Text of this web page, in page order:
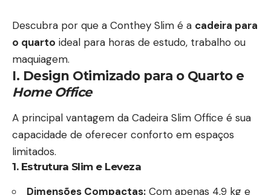
Descubra por que a Conthey Slim é a cadeira para
o quarto ideal para horas de estudo, trabalho ou
maquiagem.
I. Design Otimizado para o Quartoe
Home Office
A principal vantagem da Cadeira Slim Office é sua
capacidade de oferecer conforto em espaços
limitados.
1. Estrutura Slim e Leveza
Dimensões Compactas: Com apenas 4,9 kg e